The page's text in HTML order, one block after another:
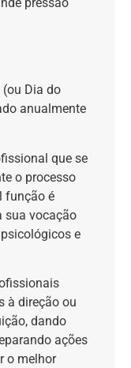
(ou Dia do
anualmente
que se
o processo
função é
sua vocação
e
à direção ou
dando
ações
o melhor